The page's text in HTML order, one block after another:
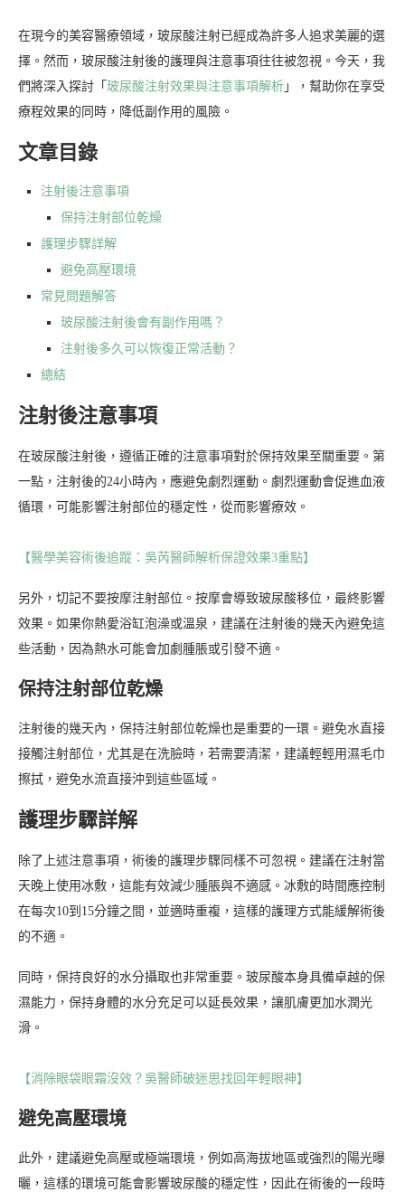
在現今的美容醫療領域，玻尿酸注射已經成為許多人追求美麗的選
擇。然而，玻尿酸注射後的護理與注意事項往往被忽視。今天，我
們將深入探討「 玻尿酸注射效果與注意事項解析 」，幫助你在享受
療程效果的同時，降低副作用的風險。
文章目錄
注射後注意事項
保持注射部位乾燥
護理步驟詳解
避免高壓環境
常見問題解答
玻尿酸注射後會有副作用嗎？
注射後多久可以恢復正常活動？
總結
注射後注意事項
在玻尿酸注射後，遵循正確的注意事項對於保持效果至關重要。第
一點，注射後的24小時內，應避免劇烈運動。劇烈運動會促進血液
循環，可能影響注射部位的穩定性，從而影響療效。
【醫學美容術後追蹤：吳芮醫師解析保證效果3重點】
另外，切記不要按摩注射部位。按摩會導致玻尿酸移位，最終影響
效果。如果你熱愛浴缸泡澡或溫泉，建議在注射後的幾天內避免這
些活動，因為熱水可能會加劇腫脹或引發不適。
保持注射部位乾燥
注射後的幾天內，保持注射部位乾燥也是重要的一環。避免水直接
接觸注射部位，尤其是在洗臉時，若需要清潔，建議輕輕用濕毛巾
擦拭，避免水流直接沖到這些區域。
護理步驟詳解
除了上述注意事項，術後的護理步驟同樣不可忽視。建議在注射當
天晚上使用冰敷，這能有效減少腫脹與不適感。冰敷的時間應控制
在每次10到15分鐘之間，並適時重複，這樣的護理方式能緩解術後
的不適。
同時，保持良好的水分攝取也非常重要。玻尿酸本身具備卓越的保
濕能力，保持身體的水分充足可以延長效果，讓肌膚更加水潤光
滑。
【消除眼袋眼霜沒效？吳醫師破迷思找回年輕眼神】
避免高壓環境
此外，建議避免高壓或極端環境，例如高海拔地區或強烈的陽光曝
曬，這樣的環境可能會影響玻尿酸的穩定性，因此在術後的一段時